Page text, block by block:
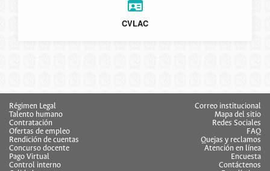
CVLAC
Régimen Legal
Talento humano
Contratación
Ofertas de empleo
Rendición de cuentas
Concurso docente
Pago Virtual
Control interno
Correo institucional
Mapa del sitio
Redes Sociales
FAQ
Quejas y reclamos
Atención en línea
Encuesta
Contáctenos